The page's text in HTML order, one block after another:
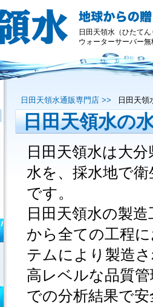
日田天領水（ひたて
ウォーターサーバー
日田天領水通販専門店 >> 日田天領
日田天領水の
日田天領水は大
水を、採水地で
です。
日田天領水の製
から全ての工程
テムにより製造
高レベルな品質
での分析結果で